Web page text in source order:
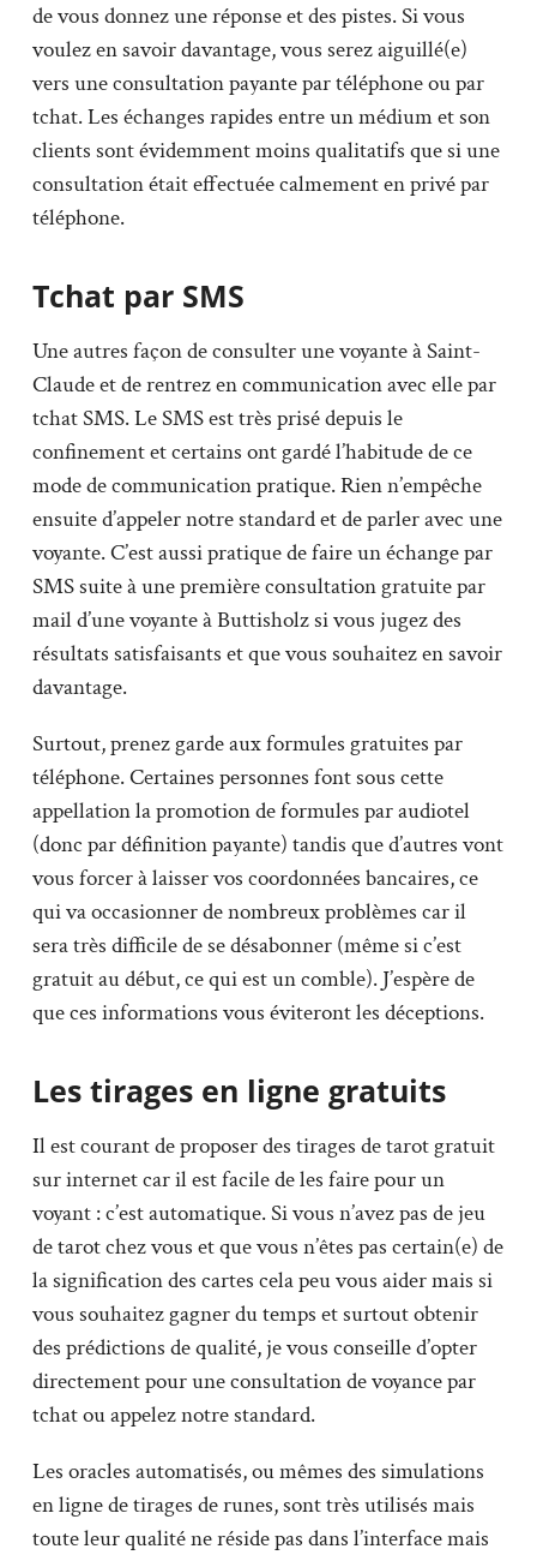
de vous donnez une réponse et des pistes. Si vous
voulez en savoir davantage, vous serez aiguillé(e)
vers une consultation payante par téléphone ou par
tchat. Les échanges rapides entre un médium et son
clients sont évidemment moins qualitatifs que si une
consultation était effectuée calmement en privé par
téléphone.
Tchat par SMS
Une autres façon de consulter une voyante à Saint-
Claude et de rentrez en communication avec elle par
tchat SMS. Le SMS est très prisé depuis le
confinement et certains ont gardé l’habitude de ce
mode de communication pratique. Rien n’empêche
ensuite d’appeler notre standard et de parler avec une
voyante. C’est aussi pratique de faire un échange par
SMS suite à une première consultation gratuite par
mail d’une voyante à Buttisholz si vous jugez des
résultats satisfaisants et que vous souhaitez en savoir
davantage.
Surtout, prenez garde aux formules gratuites par
téléphone. Certaines personnes font sous cette
appellation la promotion de formules par audiotel
(donc par définition payante) tandis que d’autres vont
vous forcer à laisser vos coordonnées bancaires, ce
qui va occasionner de nombreux problèmes car il
sera très difficile de se désabonner (même si c’est
gratuit au début, ce qui est un comble). J’espère de
que ces informations vous éviteront les déceptions.
Les tirages en ligne gratuits
Il est courant de proposer des tirages de tarot gratuit
sur internet car il est facile de les faire pour un
voyant : c’est automatique. Si vous n’avez pas de jeu
de tarot chez vous et que vous n’êtes pas certain(e) de
la signification des cartes cela peu vous aider mais si
vous souhaitez gagner du temps et surtout obtenir
des prédictions de qualité, je vous conseille d’opter
directement pour une consultation de voyance par
tchat ou appelez notre standard.
Les oracles automatisés, ou mêmes des simulations
en ligne de tirages de runes, sont très utilisés mais
toute leur qualité ne réside pas dans l’interface mais